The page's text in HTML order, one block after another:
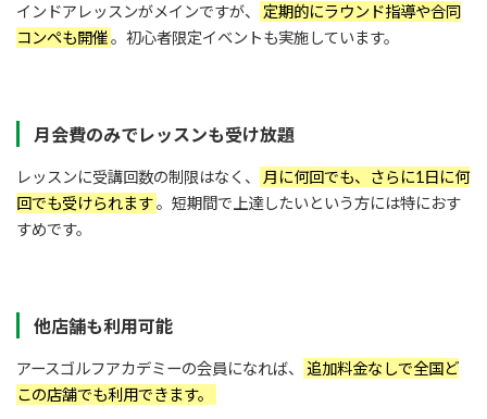
インドアレッスンがメインですが、
定期的にラウンド指導や合同
コンペも開催。初心者限定イベントも実施しています。
月会費のみでレッスンも受け放題
レッスンに受講回数の制限はなく、
月に何回でも、さらに1日に何
回でも受けられます。短期間で上達したいという方には特におす
すめです。
他店舗も利用可能
アースゴルフアカデミーの会員になれば、
追加料金なしで全国ど
この店舗でも利用できます。